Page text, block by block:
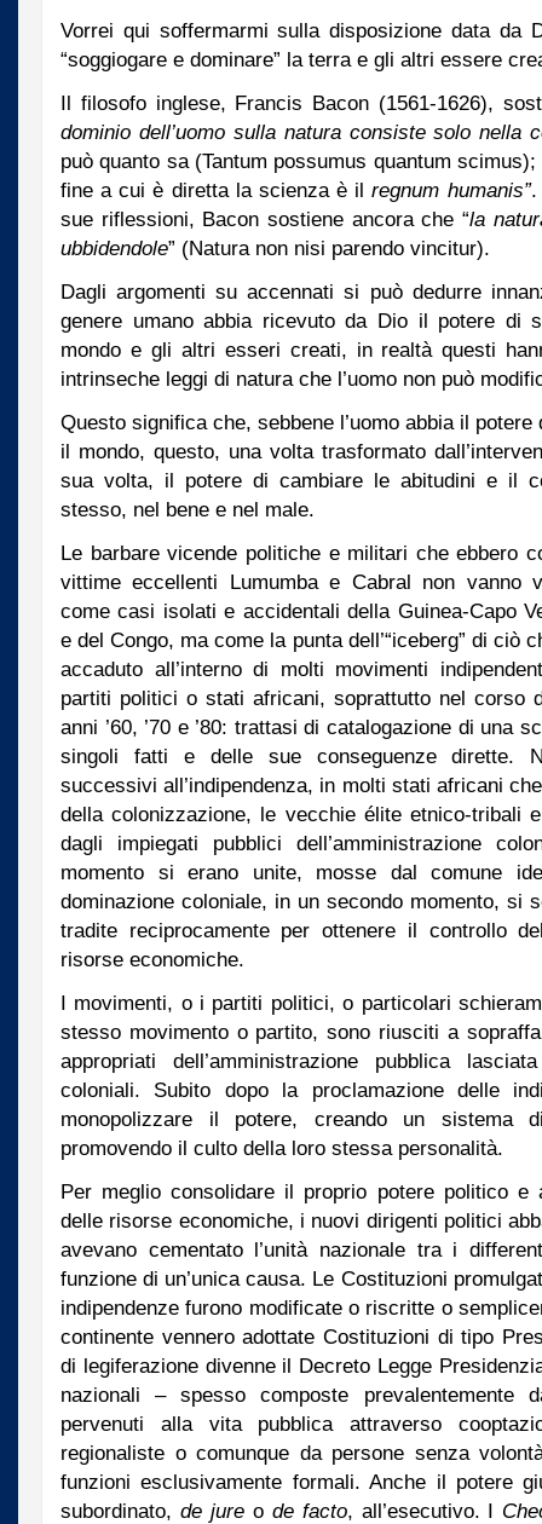
Vorrei qui soffermarmi sulla disposizione data da
“soggiogare e dominare” la terra e gli altri essere
Il filosofo inglese, Francis Bacon (1561-1626),
dominio dell’uomo sulla natura consiste solo nella
può quanto sa (Tantum possumus quantum
fine a cui è diretta la scienza è ilregnum humanis”.
sue riflessioni, Bacon sostiene ancora che “la
ubbidendole” (Natura non nisi parendo vincitur).
Dagli argomenti su accennati si può dedurre
genere umano abbia ricevuto da Dio il potere di
mondo e gli altri esseri creati, in realtà questi
intrinseche leggi di natura che l’uomo non può
Questo significa che, sebbene l’uomo abbia il
il mondo, questo, una volta trasformato
sua volta, il potere di cambiare le abitudini e il
stesso, nel bene e nel male.
Le barbare vicende politiche e militari che ebbero
vittime eccellenti Lumumba e Cabral non vanno
come casi isolati e accidentali della Guinea-Capo
e del Congo, ma come la punta dell’“iceberg” di ciò
accaduto all’interno di molti movimenti
partiti politici o stati africani, soprattutto nel corso
anni ’60, ’70 e ’80: trattasi di catalogazione di una
singoli fatti e delle sue conseguenze dirette.
successivi all’indipendenza, in molti stati africani
della colonizzazione, le vecchie élite etnico-tribali
dagli impiegati pubblici dell’amministrazione
momento si erano unite, mosse dal comune
dominazione coloniale, in un secondo momento, si
tradite reciprocamente per ottenere il controllo
risorse economiche.
I movimenti, o i partiti politici, o particolari
stesso movimento o partito, sono riusciti a
appropriati dell’amministrazione pubblica
coloniali. Subito dopo la proclamazione delle
monopolizzare il potere, creando un sistema
promovendo il culto della loro stessa personalità.
Per meglio consolidare il proprio potere politico e
delle risorse economiche, i nuovi dirigenti politici
avevano cementato l’unità nazionale tra i
funzione di un’unica causa. Le Costituzioni
indipendenze furono modificate o riscritte o
continente vennero adottate Costituzioni di tipo
di legiferazione divenne il Decreto Legge
nazionali – spesso composte prevalentemente
pervenuti alla vita pubblica attraverso
regionaliste o comunque da persone senza
funzioni esclusivamente formali. Anche il potere
subordinato, de jureo de facto, all’esecutivo. I